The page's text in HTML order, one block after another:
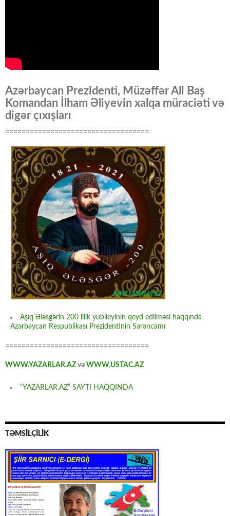
Azərbaycan Prezidenti, Müzəffər Ali Baş
Komandan İlham Əliyevin xalqa müraciəti və
digər çıxışları
===================================
Aşıq Ələsgərin 200 illik yubileyinin qeyd edilməsi haqqında
Azərbaycan Respublikası Prezidentinin Sərəncamı
===================================
WWW.YAZARLAR.AZ və WWW.USTAC.AZ
“YAZARLAR.AZ” SAYTI HAQQINDA
TƏMSİLÇİLİK